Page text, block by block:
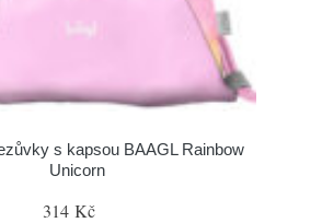
s kapsou BAAGL Rainbow
Unicorn
314 Kč